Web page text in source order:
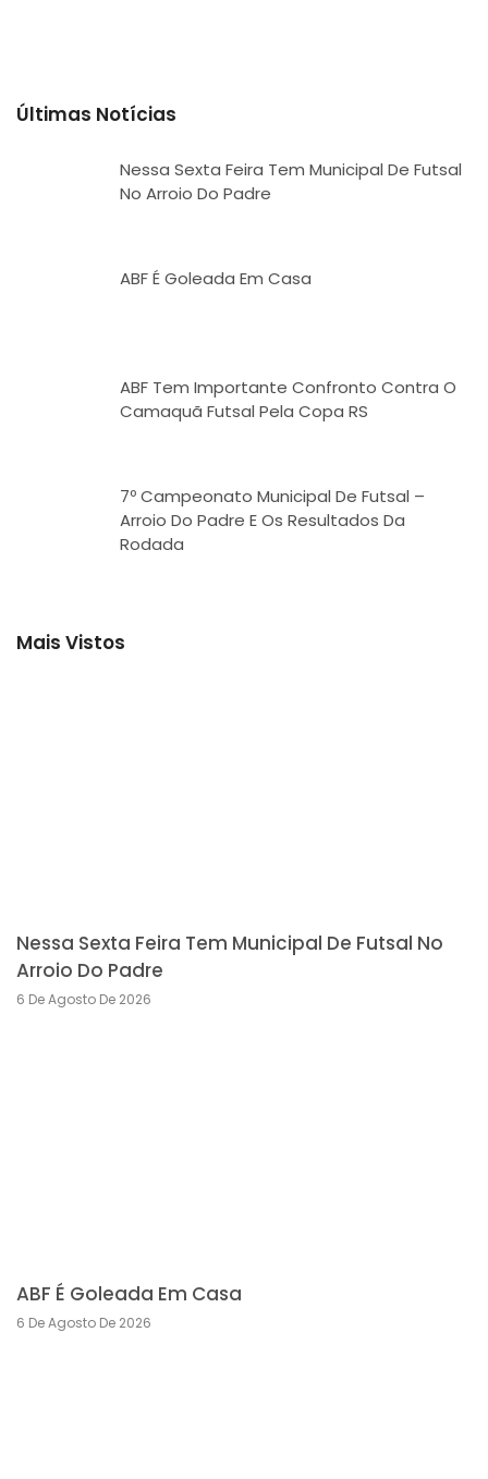
Últimas Notícias
Nessa Sexta Feira Tem Municipal De Futsal
No Arroio Do Padre
ABF É Goleada Em Casa
ABF Tem Importante Confronto Contra O
Camaquã Futsal Pela Copa RS
7º Campeonato Municipal De Futsal –
Arroio Do Padre E Os Resultados Da
Rodada
Mais Vistos
Nessa Sexta Feira Tem Municipal De Futsal No
Arroio Do Padre
6 De Agosto De 2026
ABF É Goleada Em Casa
6 De Agosto De 2026